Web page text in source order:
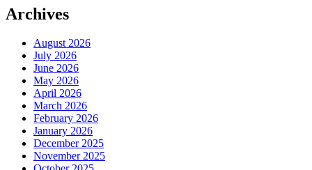
Archives
August 2026
July 2026
June 2026
May 2026
April 2026
March 2026
February 2026
January 2026
December 2025
November 2025